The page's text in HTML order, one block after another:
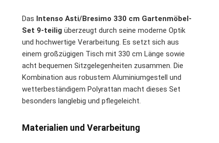
Das Intenso Asti/Bresimo 330 cm Gartenmöbel-
Set 9-teilig überzeugt durch seine moderne Optik
und hochwertige Verarbeitung. Es setzt sich aus
einem großzügigen Tisch mit 330 cm Länge sowie
acht bequemen Sitzgelegenheiten zusammen. Die
Kombination aus robustem Aluminiumgestell und
wetterbeständigem Polyrattan macht dieses Set
besonders langlebig und pflegeleicht.
Materialien und Verarbeitung